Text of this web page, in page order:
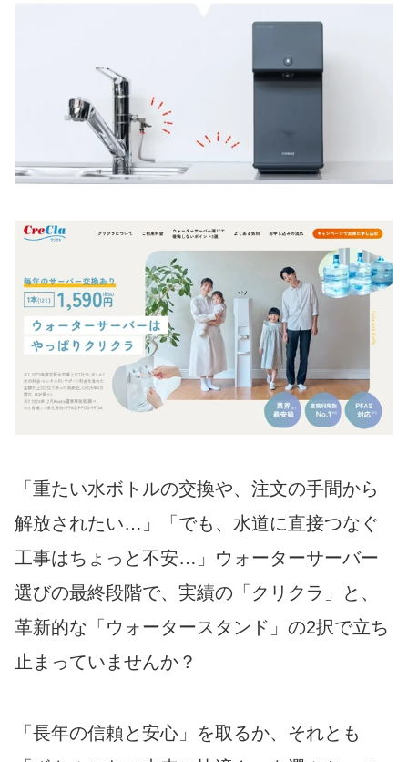
「重たい水ボトルの交換や、注文の手間から
解放されたい…」「でも、水道に直接つなぐ
工事はちょっと不安…」ウォーターサーバー
選びの最終段階で、実績の「クリクラ」と、
革新的な「ウォータースタンド」の2択で立ち
止まっていませんか？
「長年の信頼と安心」を取るか、それとも